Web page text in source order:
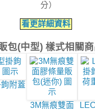
分）
看更詳細資料
包(中型) 樣式相關
附蓋
3M無痕雙面